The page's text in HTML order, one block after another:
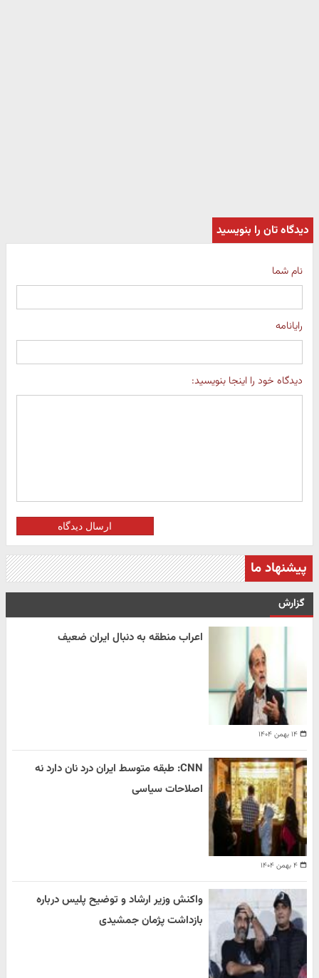
دیدگاه تان را بنویسید
نام شما
رایانامه
دیدگاه خود را اینجا بنویسید:
ارسال دیدگاه
پیشنهاد ما
گزارش
۱۴ بهمن ۱۴۰۴
اعراب منطقه به دنبال ایران ضعیف
۴ بهمن ۱۴۰۴
CNN: طبقه متوسط ایران درد نان دارد نه
اصلاحات سیاسی
واکنش وزیر ارشاد و توضیح پلیس درباره
بازداشت پژمان جمشیدی